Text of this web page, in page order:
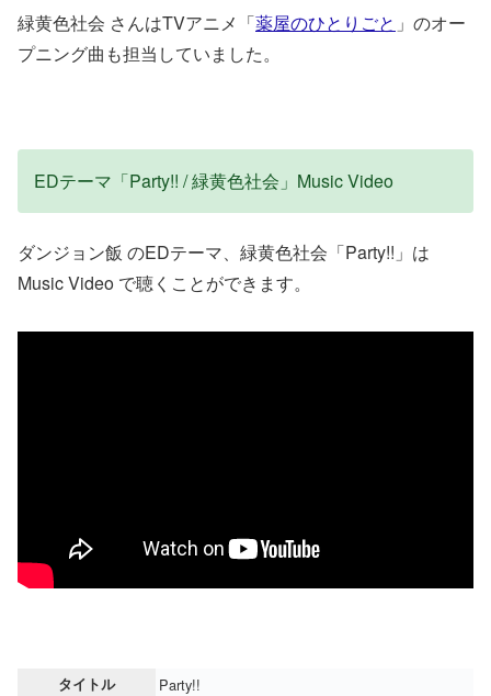
緑黄色社会 さんはTVアニメ「薬屋のひとりごと 」のオー
プニング曲も担当していました。
EDテーマ「Party!! / 緑黄色社会」Music Video
ダンジョン飯 のEDテーマ、緑黄色社会「Party!!」は
Music Video で聴くことができます。
タイトル Party!!